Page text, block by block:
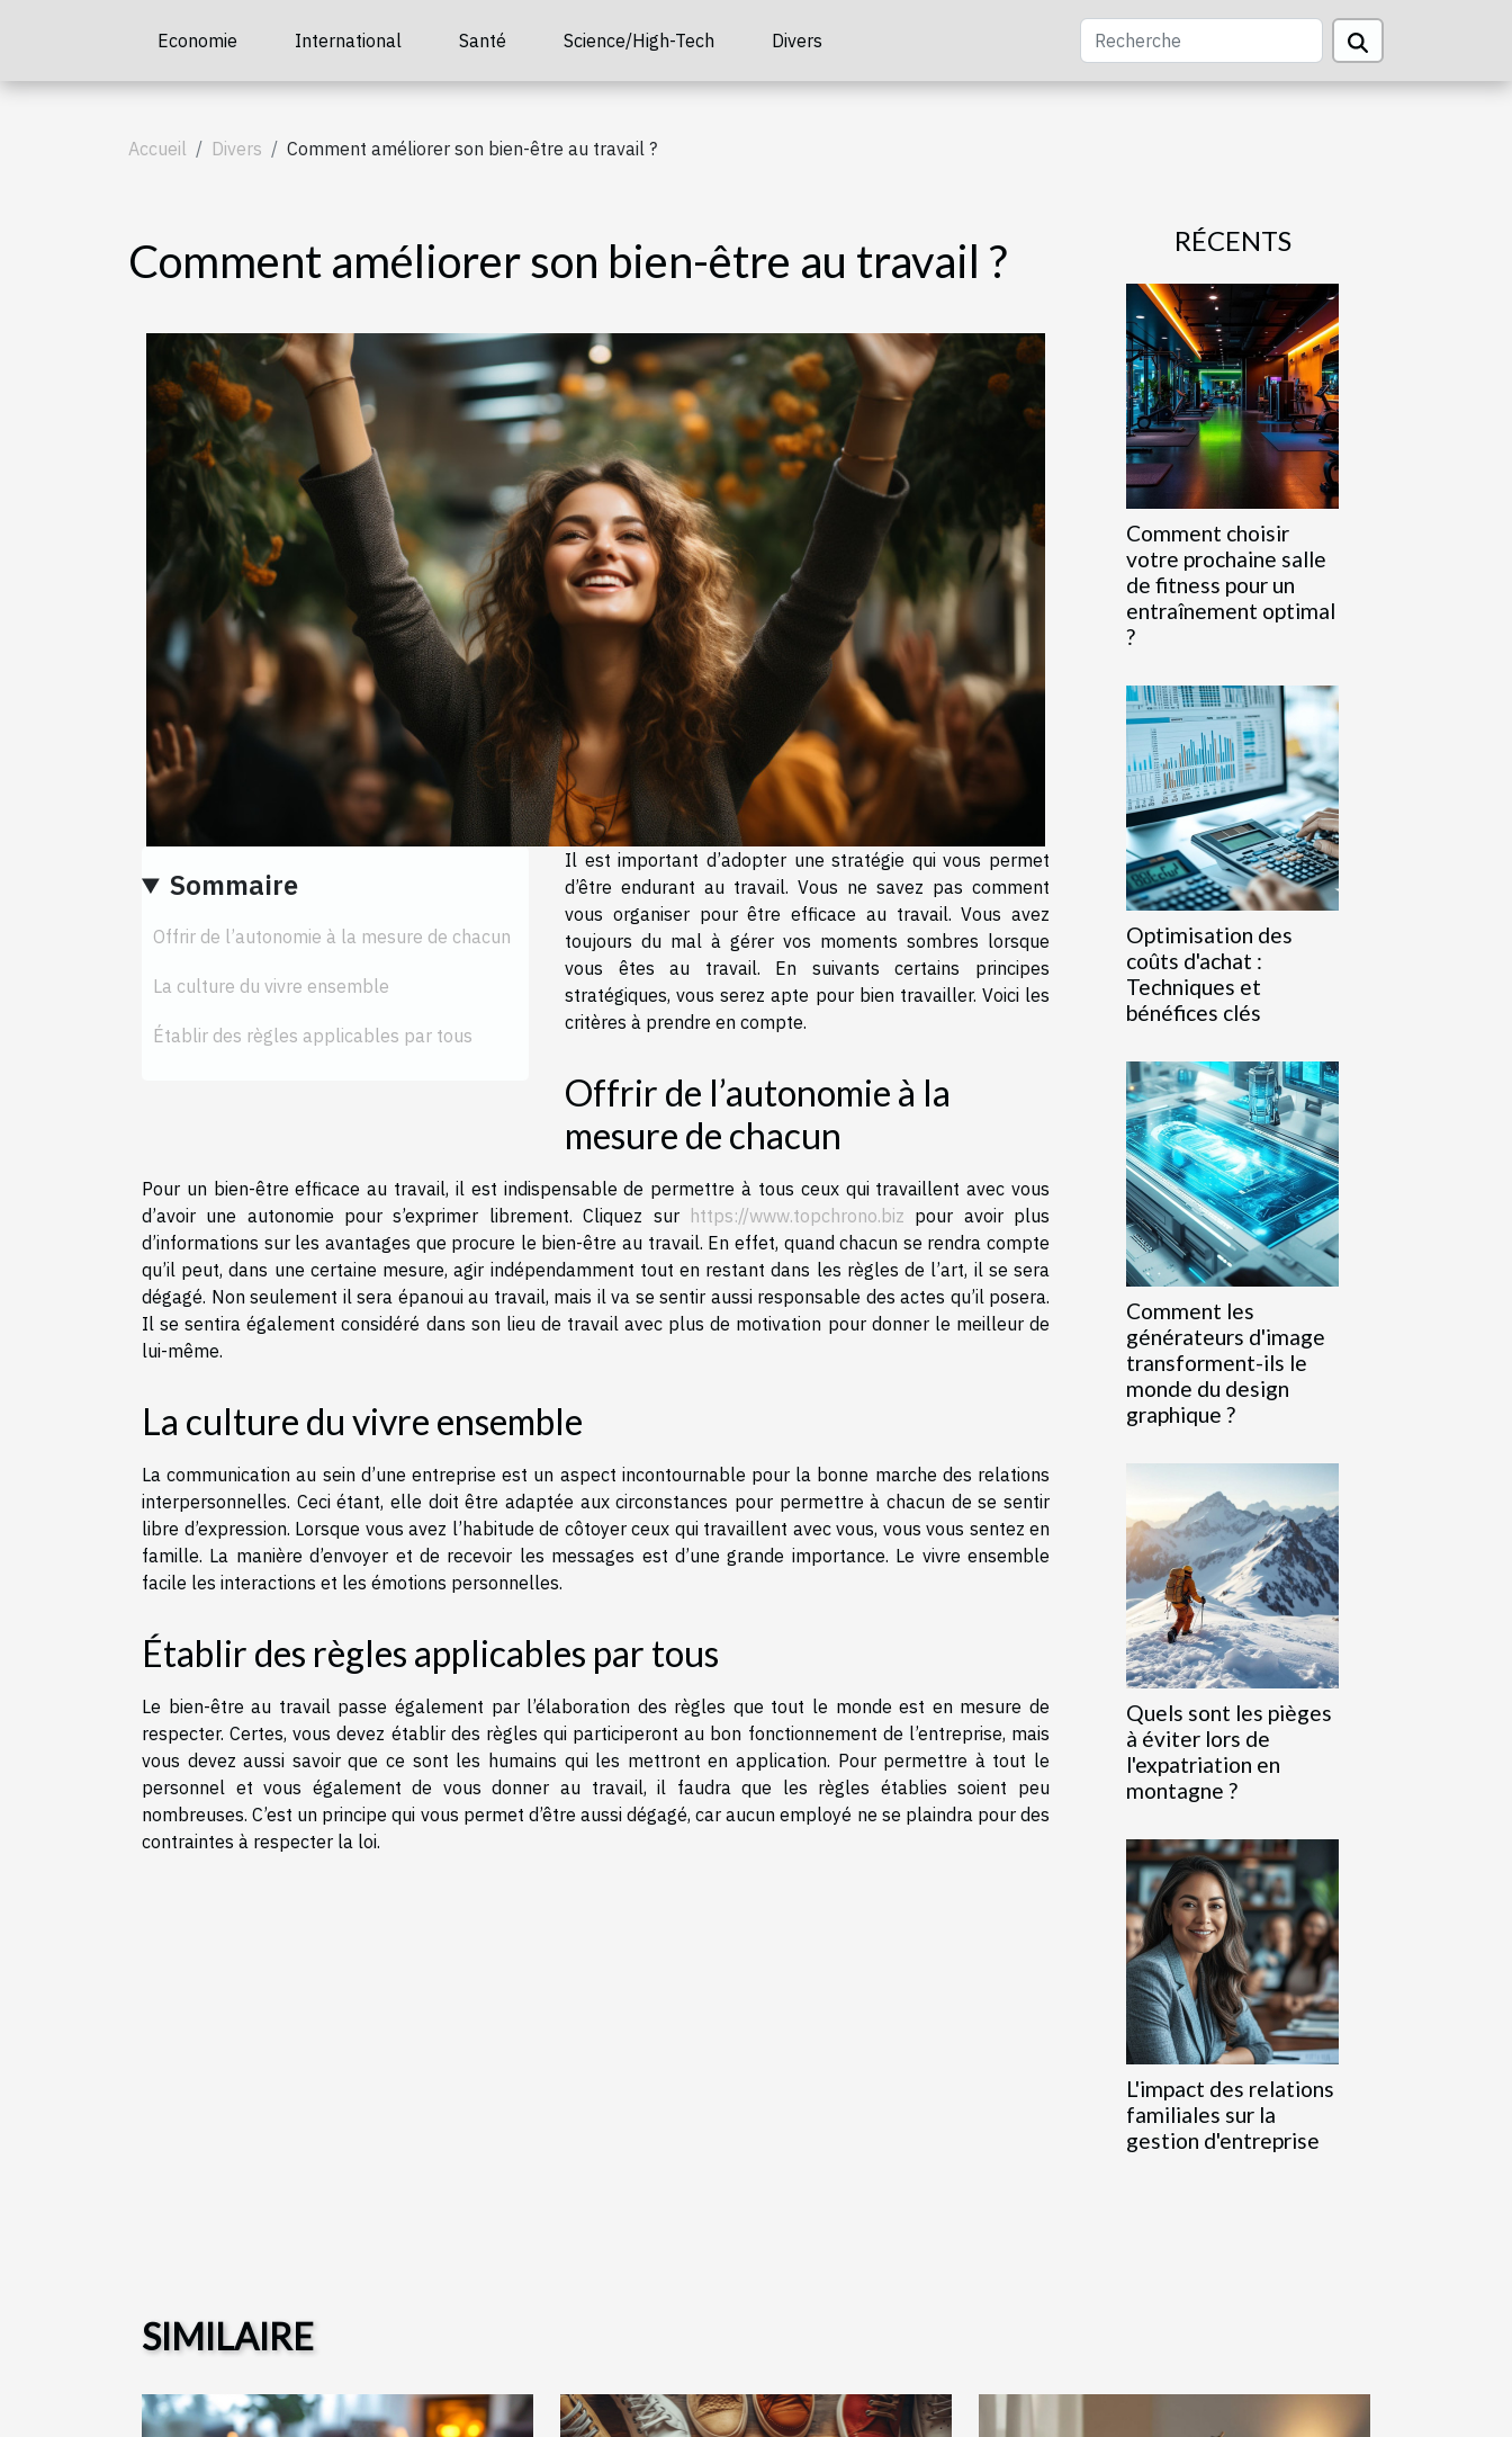
Economie International Santé Science/High-Tech Divers
Accueil Divers Comment améliorer son bien-être au travail ?
Comment améliorer son bien-être au travail ?
Sommaire
Offrir de l’autonomie à la mesure de chacun
La culture du vivre ensemble
Établir des règles applicables par tous
Il est important d’adopter une stratégie qui vous permet
d’être endurant au travail. Vous ne savez pas comment
vous organiser pour être efficace au travail. Vous avez
toujours du mal à gérer vos moments sombres lorsque
vous êtes au travail. En suivants certains principes
stratégiques, vous serez apte pour bien travailler. Voici les
critères à prendre en compte.
Offrir de l’autonomie à la
mesure de chacun
Pour un bien-être efficace au travail, il est indispensable de permettre à tous ceux qui travaillent avec vous
d’avoir une autonomie pour s’exprimer librement. Cliquez sur https://www.topchrono.biz pour avoir plus
d’informations sur les avantages que procure le bien-être au travail. En effet, quand chacun se rendra compte
qu’il peut, dans une certaine mesure, agir indépendamment tout en restant dans les règles de l’art, il se sera
dégagé. Non seulement il sera épanoui au travail, mais il va se sentir aussi responsable des actes qu’il posera.
Il se sentira également considéré dans son lieu de travail avec plus de motivation pour donner le meilleur de
lui-même.
La culture du vivre ensemble
La communication au sein d’une entreprise est un aspect incontournable pour la bonne marche des relations
interpersonnelles. Ceci étant, elle doit être adaptée aux circonstances pour permettre à chacun de se sentir
libre d’expression. Lorsque vous avez l’habitude de côtoyer ceux qui travaillent avec vous, vous vous sentez en
famille. La manière d’envoyer et de recevoir les messages est d’une grande importance. Le vivre ensemble
facile les interactions et les émotions personnelles.
Établir des règles applicables par tous
Le bien-être au travail passe également par l’élaboration des règles que tout le monde est en mesure de
respecter. Certes, vous devez établir des règles qui participeront au bon fonctionnement de l’entreprise, mais
vous devez aussi savoir que ce sont les humains qui les mettront en application. Pour permettre à tout le
personnel et vous également de vous donner au travail, il faudra que les règles établies soient peu
nombreuses. C’est un principe qui vous permet d’être aussi dégagé, car aucun employé ne se plaindra pour des
contraintes à respecter la loi.
RÉCENTS
Comment choisir
votre prochaine salle
de fitness pour un
entraînement optimal
?
Optimisation des
coûts d'achat :
Techniques et
bénéfices clés
Comment les
générateurs d'image
transforment-ils le
monde du design
graphique ?
Quels sont les pièges
à éviter lors de
l'expatriation en
montagne ?
L'impact des relations
familiales sur la
gestion d'entreprise
SIMILAIRE